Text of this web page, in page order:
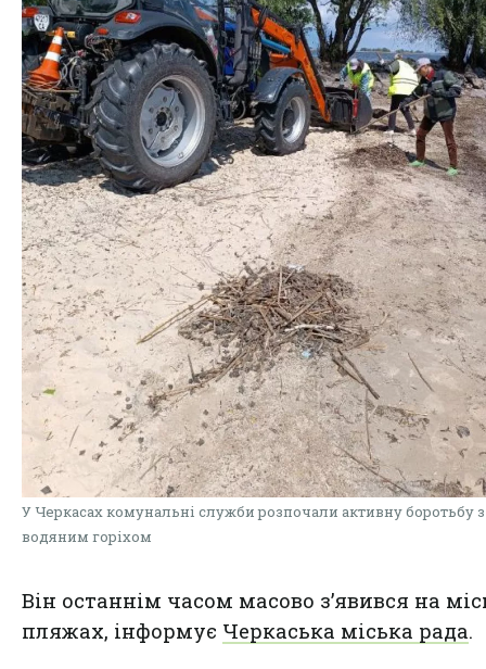
У Черкасах комунальні служби розпочали активну боротьбу з
водяним горіхом
Він останнім часом масово з’явився на
пляжах, інформує Черкаська міська рада.